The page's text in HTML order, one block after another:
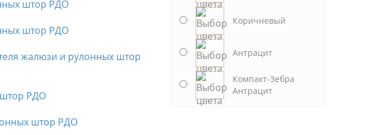
Коричневый
Антрацит
Компакт-Зебра
Антрацит